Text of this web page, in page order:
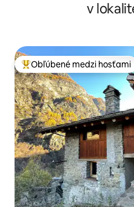
v
Najobľúbenejšie medzi
Obľúbené medzi hosťami